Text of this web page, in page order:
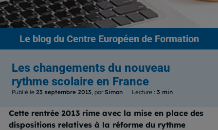
Le blogdu Centre Européen de Formation
Les changements du nouveau
rythme scolaire en France
Publié le 23 septembre 2013, par Simon Lecture : 3 min
Cette rentrée 2013 rime avec la mise en place des
dispositions relatives à la réforme du rythme